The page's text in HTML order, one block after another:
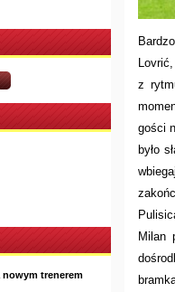
nowym trenerem
z
gości
było
Milan